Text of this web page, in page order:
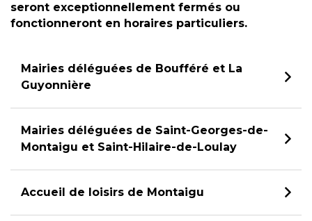
seront exceptionnellement fermés ou
fonctionneront en horaires particuliers.
Mairies déléguées de Boufféré et La
Guyonnière
Mairies déléguées de Saint-Georges-de-
Montaigu et Saint-Hilaire-de-Loulay
Accueil de loisirs de Montaigu